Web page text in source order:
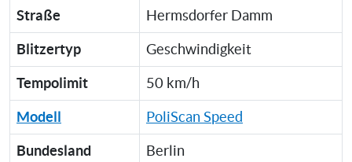
Straße Hermsdorfer Damm
Blitzertyp Geschwindigkeit
Tempolimit 50 km/h
Modell PoliScan Speed
Bundesland Berlin